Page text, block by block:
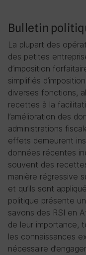
Bulletin
La plupart des
des petites
d’imposition
simplifiés
diverses fonctions,
recettes à la
l’amélioration des
administrations
effets demeurent
données récentes
souvent des
manière régressive
et qu’ils sont
politique présente
savons des RSI en
de leur importance,
les connaissances
nécessaire